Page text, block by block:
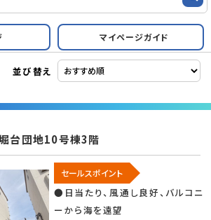
マイページガイド
並び替え
台団地10号棟3階
セールスポイント
●日当たり、風通し良好、バルコニ
ーから海を遠望